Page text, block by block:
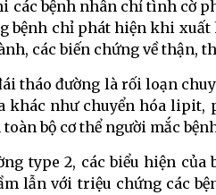
các bệnh nhân chỉ tình cờ
bệnh chỉ phát hiện khi
các biến chứng về thận,
tháo đường là rối loạn
khác như chuyển hóa lipit,
bộ cơ thể người mắc
type 2, các biểu hiện
lẫn với triệu chứng các